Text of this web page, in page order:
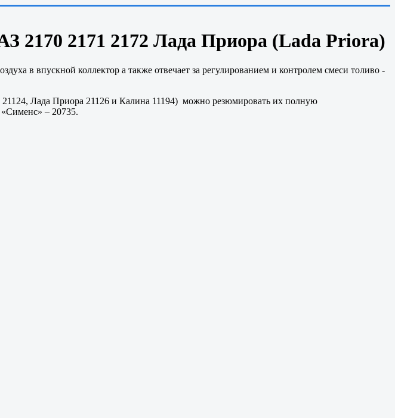
2170 2171 2172 Лада Приора (Lada Priora)
в впускной коллектор а также отвечает за регулированием и контролем смеси толиво -
Лада Приора 21126 и Калина 11194) можно резюмировать их полную
– 20735.